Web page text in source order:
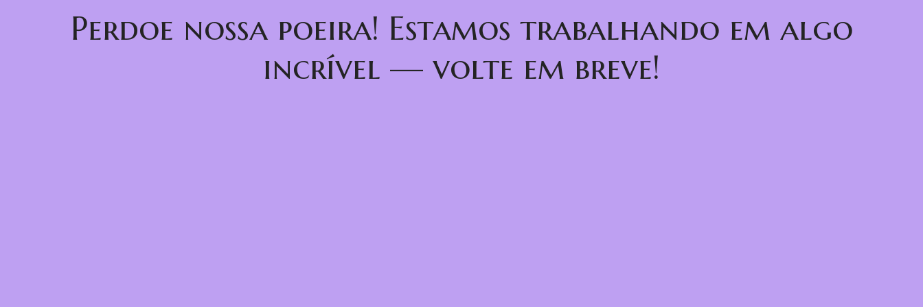
Perdoe nossa poeira! Estamos trabalhando em algo
incrível — volte em breve!